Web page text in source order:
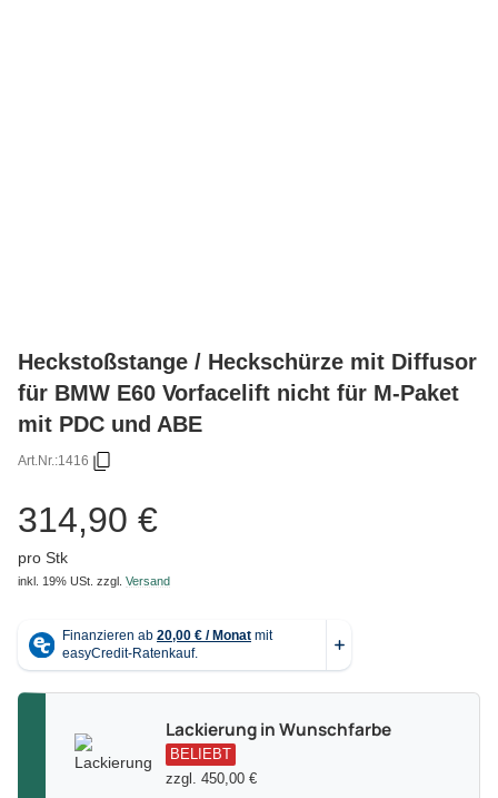
Heckstoßstange / Heckschürze mit Diffusor
für BMW E60 Vorfacelift nicht für M-Paket
mit PDC und ABE
Art.Nr.:1416
314,90 €
pro Stk
inkl. 19% USt. zzgl. Versand
Lackierung in Wunschfarbe
BELIEBT
zzgl. 450,00 €